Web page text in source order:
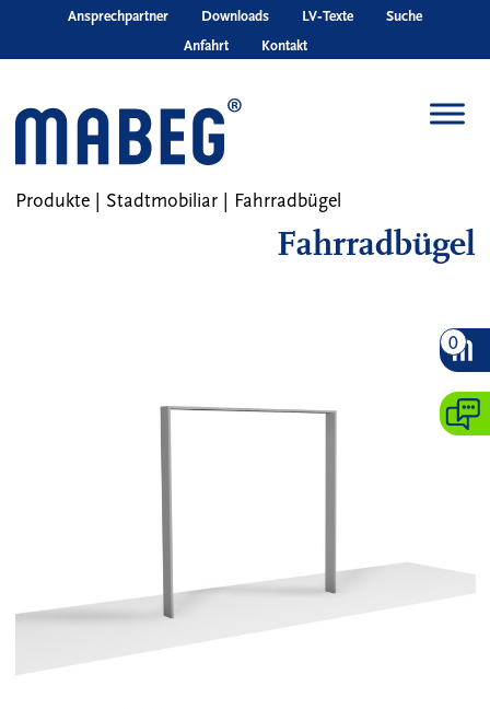
Skip to main content
Ansprechpartner Downloads LV‑Texte
Suche
Anfahrt
Kontakt
Produkte Stadtmobiliar Fahrradbügel
Fahrradbügel
0